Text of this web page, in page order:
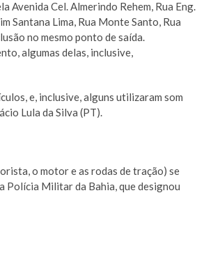
Cel. Almerindo Rehem, Rua Eng.
Santana Lima, Rua Monte Santo, Rua
no mesmo ponto de saída.
algumas delas, inclusive,
e, inclusive, alguns utilizaram som
Lula da Silva (PT).
o motor e as rodas de tração) se
Polícia Militar da Bahia, que designou